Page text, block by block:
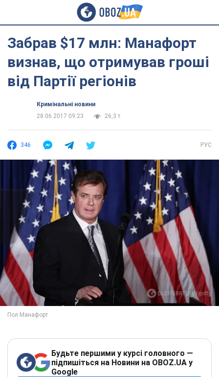
Забрав $17 млн: Манафорт
визнав, що отримував гроші
від Партії регіонів
Кримінальні новини
28.06.2017 09:23
26,3 т.
346 РУС
Будьте першими у курсі головного —
підпишіться на Новини на OBOZ.UA у
Google